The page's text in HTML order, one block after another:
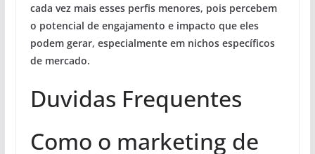
cada vez mais esses perfis menores, pois percebem
o potencial de engajamento e impacto que eles
podem gerar, especialmente em nichos específicos
de mercado.
Duvidas Frequentes
Como o marketing de